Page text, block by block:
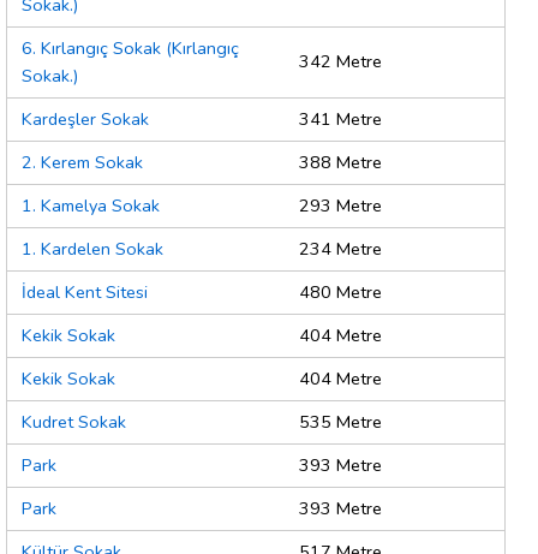
Sokak.)
6. Kırlangıç Sokak (Kırlangıç
Sokak.)
342 Metre
Kardeşler Sokak
341 Metre
2. Kerem Sokak
388 Metre
1. Kamelya Sokak
293 Metre
1. Kardelen Sokak
234 Metre
İdeal Kent Sitesi
480 Metre
Kekik Sokak
404 Metre
Kekik Sokak
404 Metre
Kudret Sokak
535 Metre
Park
393 Metre
Park
393 Metre